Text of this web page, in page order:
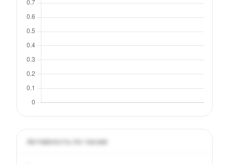
Активность по часам